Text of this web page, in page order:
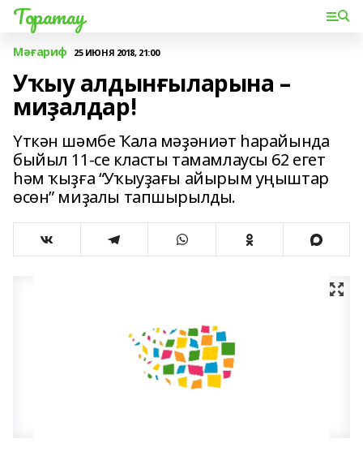
Торатау
Мәғариф 25 ИЮНЯ 2018, 21:00
Уҡыу алдынғыларына –
миҙалдар!
Үткән шәмбе Ҡала мәҙәниәт һарайында
быйыл 11-се класты тамамлаусы 62 егет
һәм ҡыҙға “Уҡыуҙағы айырым уңыштар
өсөн” миҙалы тапшырылды.